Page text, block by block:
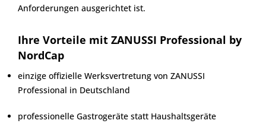
Anforderungen ausgerichtet ist.
Ihre Vorteile mit ZANUSSI Professional by
NordCap
einzige offizielle Werksvertretung von ZANUSSI
Professional in Deutschland
professionelle Gastrogeräte statt Haushaltsgeräte